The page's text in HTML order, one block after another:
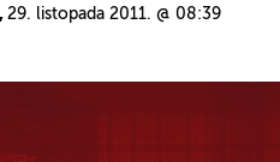
29. listopada 2011. @ 08:39